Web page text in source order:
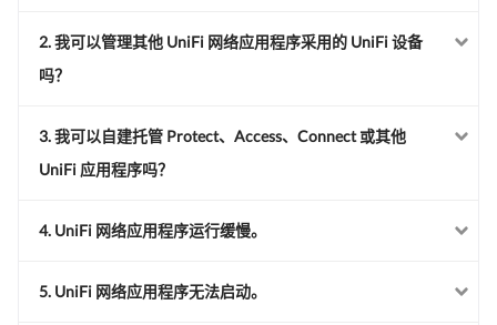
2. 我可以管理其他 UniFi 网络应用程序采用的 UniFi 设备
吗？
3. 我可以自建托管 Protect、Access、Connect 或其他
UniFi 应用程序吗？
4. UniFi 网络应用程序运行缓慢。
5. UniFi 网络应用程序无法启动。